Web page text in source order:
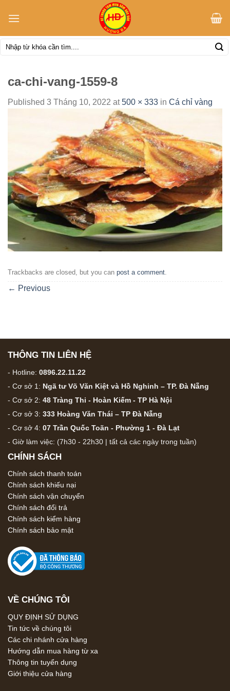
Tìm
kiếm:
ca-chi-vang-1559-8
Published 3 Tháng 10, 2022 at500 × 333 in Cá chỉ vàng
Trackbacks are closed, but you can post a comment
← Previous
THÔNG TIN LIÊN HỆ
- Hotline: 0896.22.11.22
- Cơ sở 1: Ngã tư Võ Văn Kiệt và Hồ Nghinh – TP. Đà Nẵng
- Cơ sở 2: 48 Tràng Thi - Hoàn Kiếm - TP Hà Nội
- Cơ sở 3: 333 Hoàng Văn Thái – TP Đà Nẵng
- Cơ sở 4: 07 Trần Quốc Toãn - Phường 1 - Đà Lạt
- Giờ làm việc: (7h30 - 22h30 | tất cả các ngày trong tuần)
CHÍNH SÁCH
Chính sách thanh toán
Chính sách khiếu nại
Chính sách vận chuyển
Chính sách đổi trả
Chính sách kiểm hàng
Chính sách bảo mật
VỀ CHÚNG TÔI
QUY ĐỊNH SỬ DỤNG
Tin tức về chúng tôi
Các chi nhánh cửa hàng
Hướng dẫn mua hàng từ xa
Thông tin tuyển dụng
Giới thiệu cửa hàng